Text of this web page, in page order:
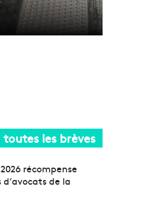
toutes les brèves
récompense
de la